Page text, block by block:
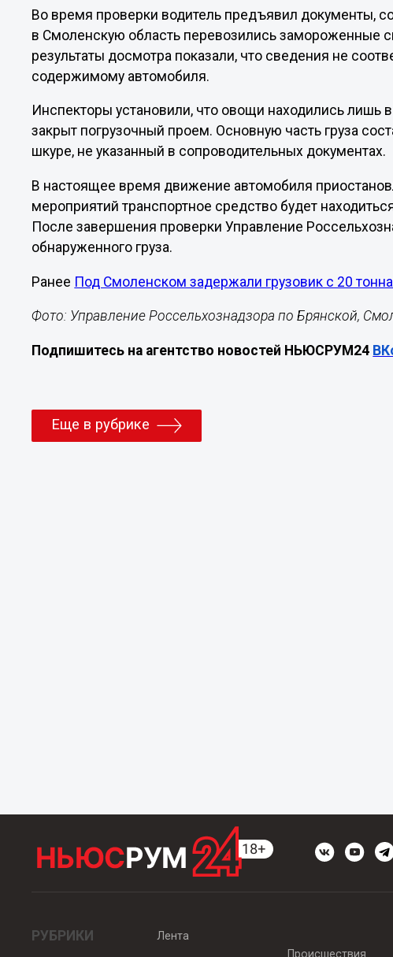
Во время проверки водитель предъявил документы,
в Смоленскую область перевозились замороженные
результаты досмотра показали, что сведения не
содержимому автомобиля.
Инспекторы установили, что овощи находились лишь
закрыт погрузочный проем. Основную часть груза
шкуре, не указанный в сопроводительных документах.
В настоящее время движение автомобиля
мероприятий транспортное средство будет
После завершения проверки Управление
обнаруженного груза.
Ранее Под Смоленском задержали грузовик с 20
Фото: Управление Россельхознадзора по Брянской,
Подпишитесь на агентство новостей НЬЮСРУМ24
Еще в рубрике
РУБРИКИ
Лента
Происшествия